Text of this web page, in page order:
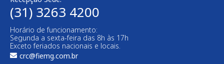
(31) 3263 4200
Horário de funcionamento:
Segunda a sexta-feira das 8h às 17h
Exceto feriados nacionais e locais.
crc@fiemg.com.br